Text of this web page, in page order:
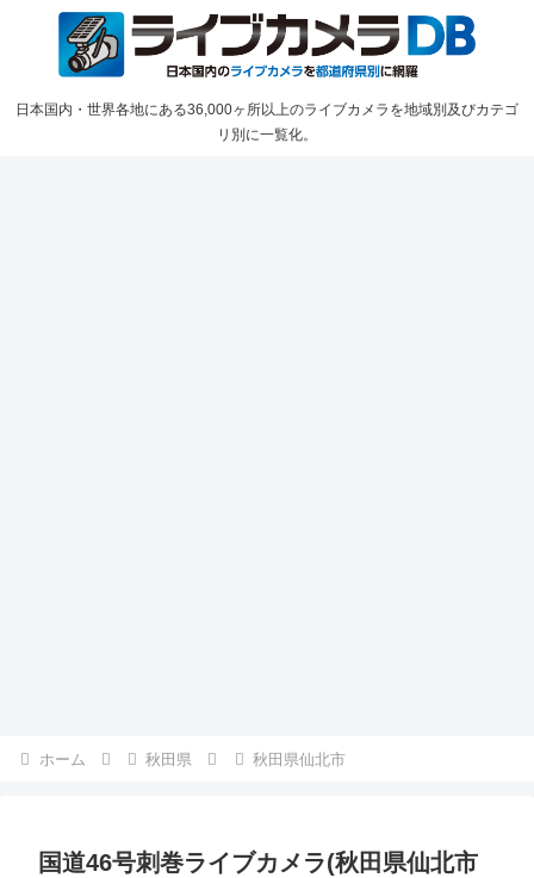
日本国内・世界各地にある36,000ヶ所以上のライブカメラを地域別及びカテゴ
リ別に一覧化。
ホーム 秋田県 秋田県仙北市
国道46号刺巻ライブカメラ(秋田県仙北市